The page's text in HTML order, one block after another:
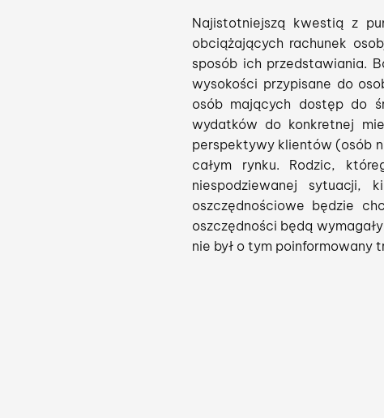
Najistotniejszą kwestią z
obciążających rachunek
sposób ich przedstawiania.
wysokości przypisane do
osób mających dostęp do
wydatków do konkretnej
perspektywy klientów (osób
całym rynku. Rodzic,
niespodziewanej sytuacji,
oszczędnościowe będzie
oszczędności będą
nie był o tym poinformowany